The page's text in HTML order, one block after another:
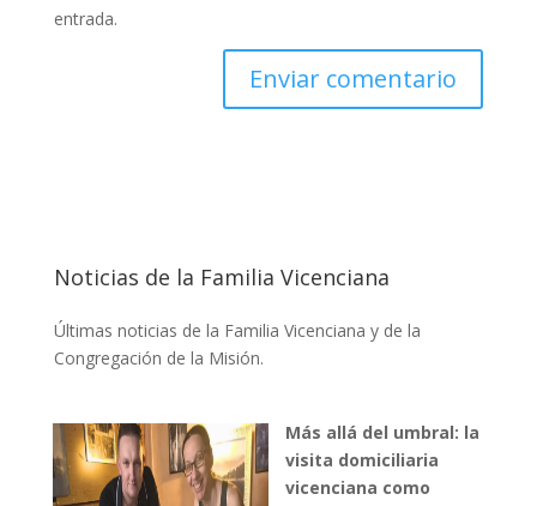
entrada.
Noticias de la Familia Vicenciana
Últimas noticias de la Familia Vicenciana y de la
Congregación de la Misión.
Más allá del umbral: la
visita domiciliaria
vicenciana como